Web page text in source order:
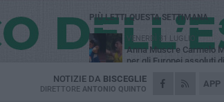
APP
NOTIZIE DA BISCEGLIE
DIRETTORE ANTONIO QUINTO
PIÙ LETTI QUESTA SETTIMANA
VENERDÌ 31 LUGLIO
Anna Musci e Carmelo
per gli Europei assoluti
LUNEDÌ 3 AGOSTO
Simone Franceschi, una